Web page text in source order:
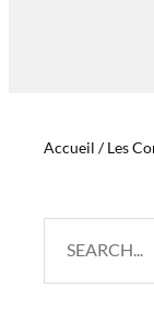
Accueil /Les